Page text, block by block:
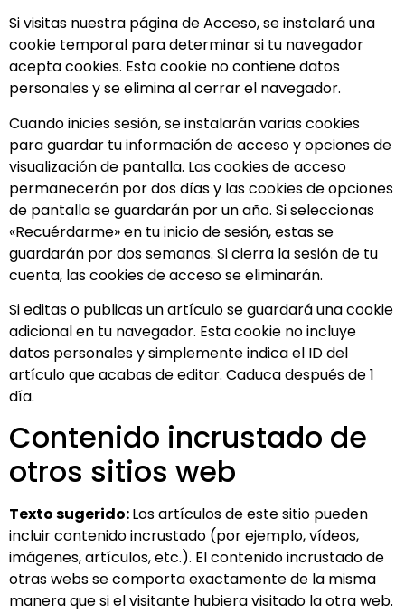
Si visitas nuestra página de Acceso, se instalará una
cookie temporal para determinar si tu navegador
acepta cookies. Esta cookie no contiene datos
personales y se elimina al cerrar el navegador.
Cuando inicies sesión, se instalarán varias cookies
para guardar tu información de acceso y opciones de
visualización de pantalla. Las cookies de acceso
permanecerán por dos días y las cookies de opciones
de pantalla se guardarán por un año. Si seleccionas
«Recuérdarme» en tu inicio de sesión, estas se
guardarán por dos semanas. Si cierra la sesión de tu
cuenta, las cookies de acceso se eliminarán.
Si editas o publicas un artículo se guardará una cookie
adicional en tu navegador. Esta cookie no incluye
datos personales y simplemente indica el ID del
artículo que acabas de editar. Caduca después de 1
día.
Contenido incrustado de
otros sitios web
Texto sugerido:Los artículos de este sitio pueden
incluir contenido incrustado (por ejemplo, vídeos,
imágenes, artículos, etc.). El contenido incrustado de
otras webs se comporta exactamente de la misma
manera que si el visitante hubiera visitado la otra web.